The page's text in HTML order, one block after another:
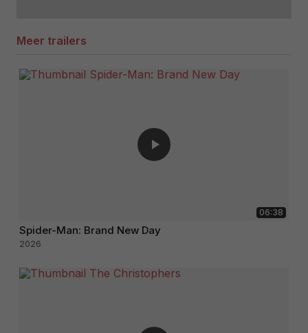
Meer trailers
06:38
Spider-Man: Brand New Day
2026